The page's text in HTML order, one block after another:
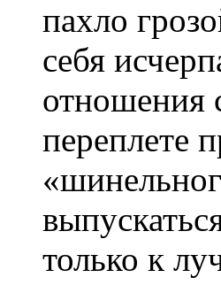
пахло
себя
отношения
переплете
только к